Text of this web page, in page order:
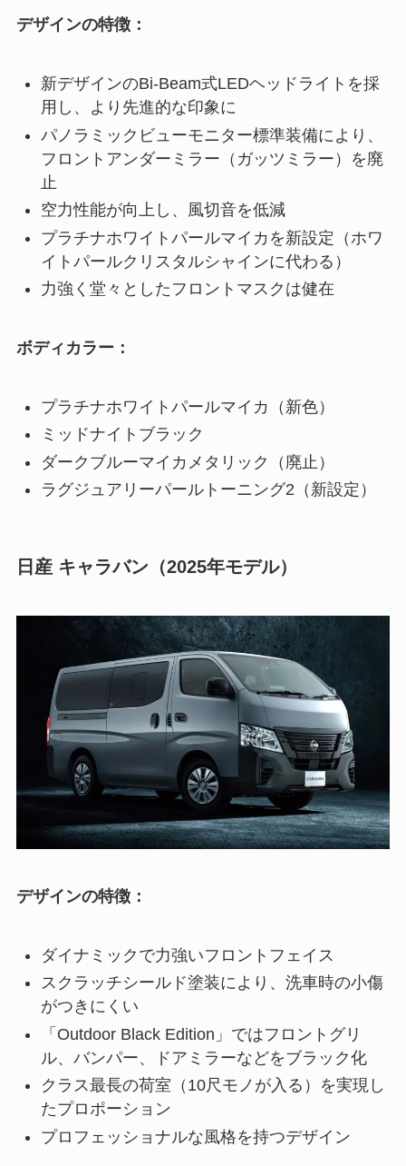
デザインの特徴：
新デザインのBi-Beam式LEDヘッドライトを採
用し、より先進的な印象に
パノラミックビューモニター標準装備により、
フロントアンダーミラー（ガッツミラー）を廃
止
空力性能が向上し、風切音を低減
プラチナホワイトパールマイカを新設定（ホワ
イトパールクリスタルシャインに代わる）
力強く堂々としたフロントマスクは健在
ボディカラー：
プラチナホワイトパールマイカ（新色）
ミッドナイトブラック
ダークブルーマイカメタリック（廃止）
ラグジュアリーパールトーニング2（新設定）
日産 キャラバン（2025年モデル）
デザインの特徴：
ダイナミックで力強いフロントフェイス
スクラッチシールド塗装により、洗車時の小傷
がつきにくい
「Outdoor Black Edition」ではフロントグリ
ル、バンパー、ドアミラーなどをブラック化
クラス最長の荷室（10尺モノが入る）を実現し
たプロポーション
プロフェッショナルな風格を持つデザイン